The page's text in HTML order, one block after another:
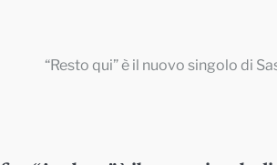
“Resto qui” è il nuovo singolo di